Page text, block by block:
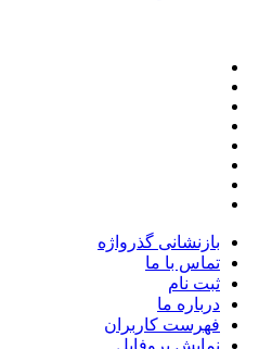
بازنشانی گذرواژه
تماس با ما
ثبت نام
درباره ما
فهرست کاربران
نمایش پروفایل